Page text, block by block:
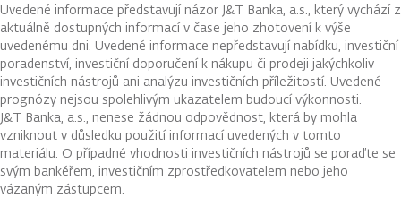
Uvedené informace představují názor J&T Banka, a.s., který vychází z
aktuálně dostupných informací v čase jeho zhotovení k výše
uvedenému dni. Uvedené informace nepředstavují nabídku, investiční
poradenství, investiční doporučení k nákupu či prodeji jakýchkoliv
investičních nástrojů ani analýzu investičních příležitostí. Uvedené
prognózy nejsou spolehlivým ukazatelem budoucí výkonnosti.
J&T Banka, a.s., nenese žádnou odpovědnost, která by mohla
vzniknout v důsledku použití informací uvedených v tomto
materiálu. O případné vhodnosti investičních nástrojů se poraďte se
svým bankéřem, investičním zprostředkovatelem nebo jeho
vázaným zástupcem.